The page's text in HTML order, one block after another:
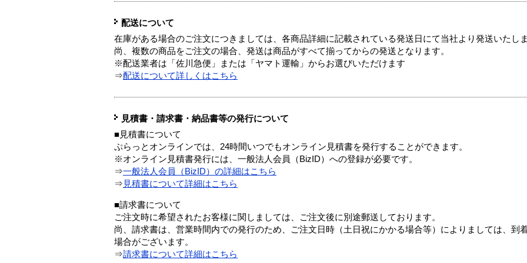
配送について
在庫がある場合のご注文につきましては、各商品詳細に記載されている発送日にて当社より発送いたしま
尚、複数の商品をご注文の場合、発送は商品がすべて揃ってからの発送となります。
※配送業者は「佐川急便」または「ヤマト運輸」からお選びいただけます
⇒配送について詳しくはこちら
見積書・請求書・納品書等の発行について
■見積書について
ぷらっとオンラインでは、24時間いつでもオンライン見積書を発行することができます。
※オンライン見積書発行には、一般法人会員（BizID）への登録が必要です。
⇒一般法人会員（BizID）の詳細はこちら
⇒ 見積書について詳細はこちら
■請求書について
ご注文時に希望されたお客様に関しましては、ご注文後に別途郵送しております。
尚、請求書は、営業時間内での発行のため、ご注文日時（土日祝にかかる場合等）によりましては、到
場合がございます。
⇒請求書について詳細はこちら